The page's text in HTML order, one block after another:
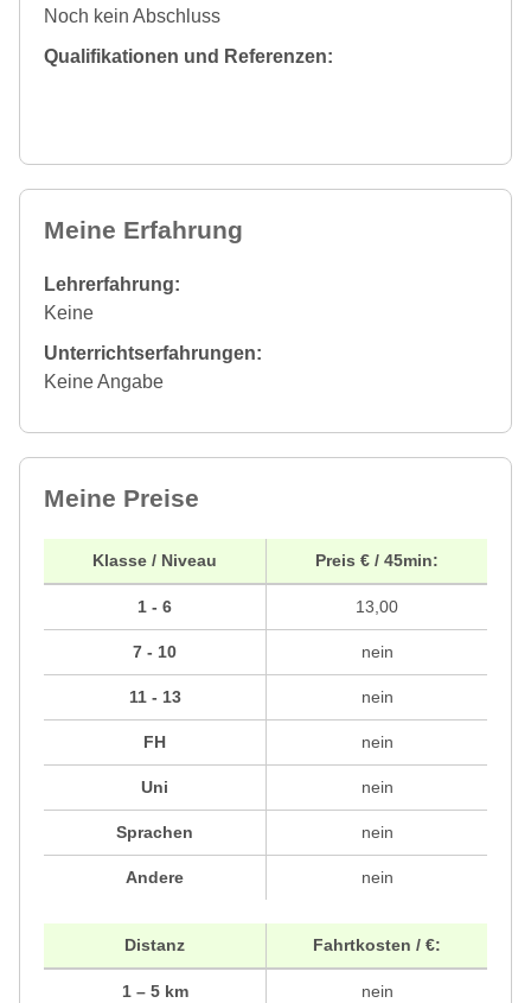
Noch kein Abschluss
Qualifikationen und Referenzen:
Meine Erfahrung
Lehrerfahrung:
Keine
Unterrichtserfahrungen:
Keine Angabe
Meine Preise
Klasse / Niveau
1 - 6
7 - 10
11 - 13
FH
Uni
Sprachen
Andere
Preis € / 45min:
13,00
nein
nein
nein
nein
nein
nein
Distanz
1 – 5 km
Fahrtkosten / €:
nein